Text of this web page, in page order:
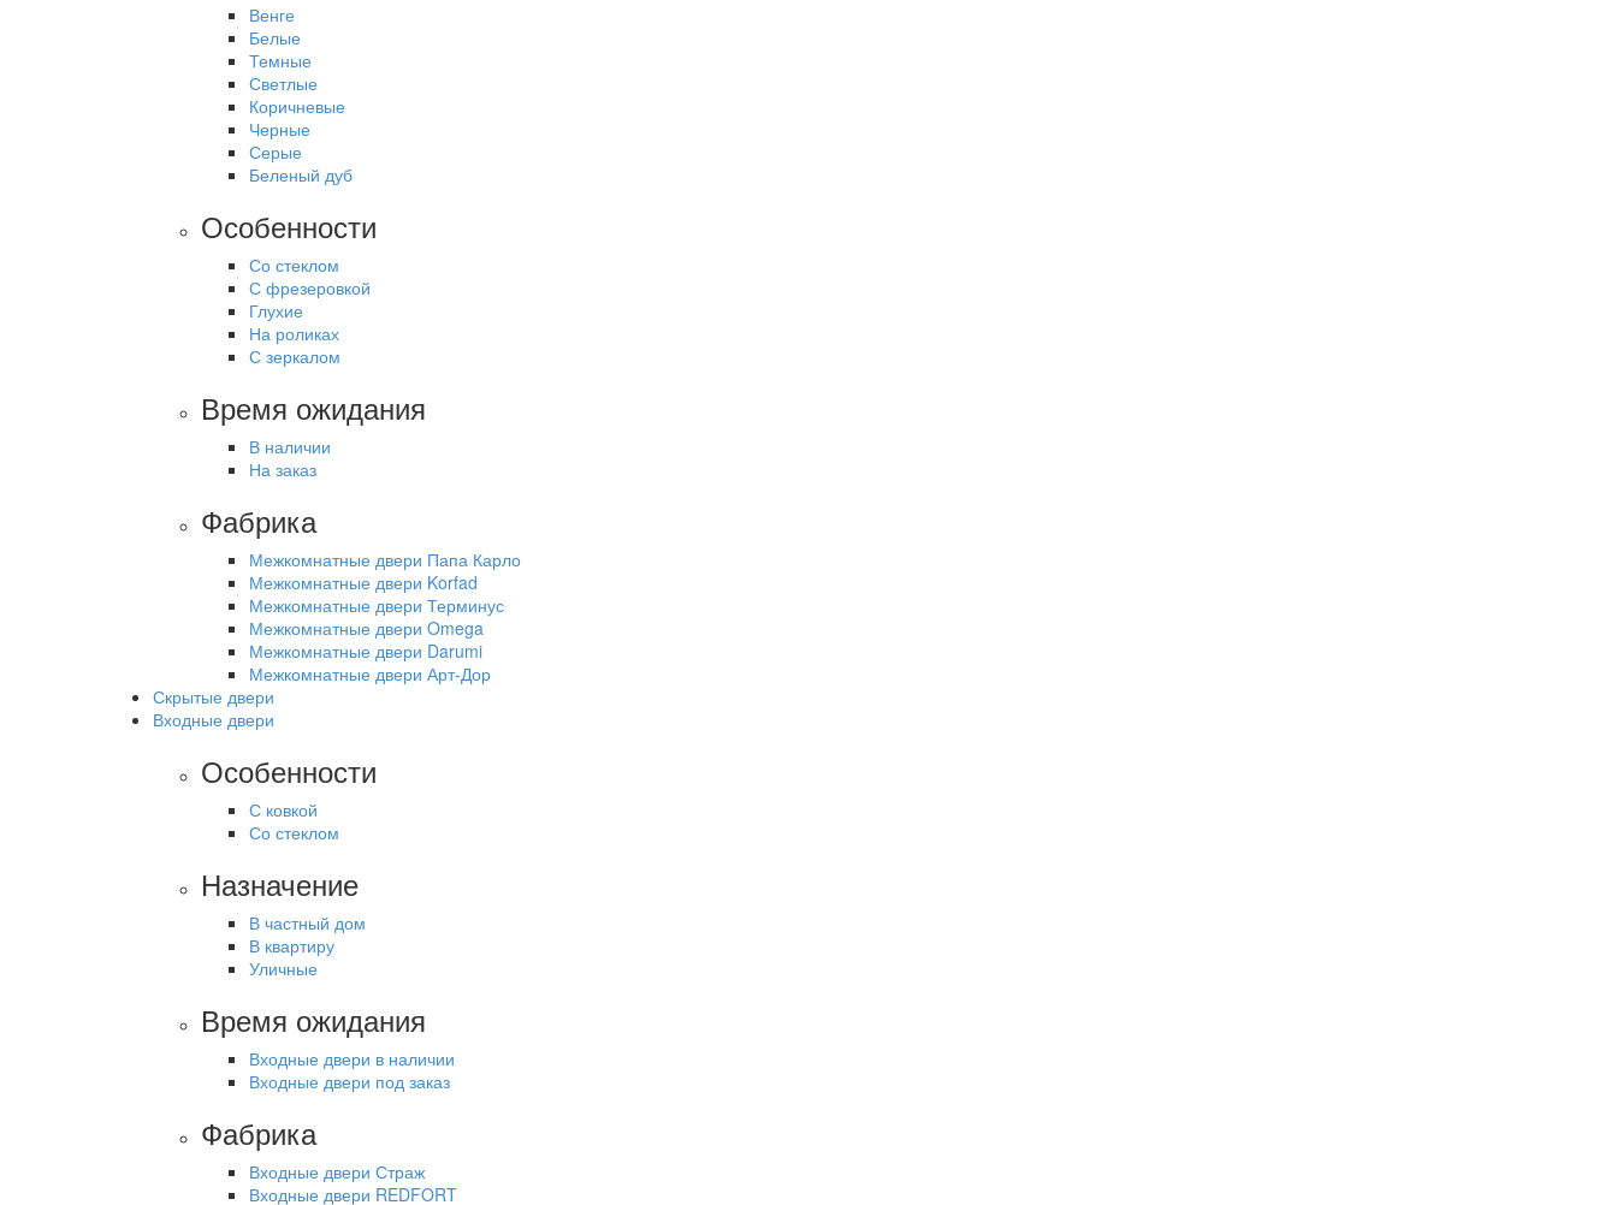
Венге
Белые
Темные
Светлые
Коричневые
Черные
Серые
Беленый дуб
Особенности
Со стеклом
С фрезеровкой
Глухие
На роликах
С зеркалом
Время ожидания
В наличии
На заказ
Фабрика
Межкомнатные двери Папа Карло
Межкомнатные двери Korfad
Межкомнатные двери Терминус
Межкомнатные двери Omega
Межкомнатные двери Darumi
Межкомнатные двери Арт-Дор
Скрытые двери
Входные двери
Особенности
С ковкой
Со стеклом
Назначение
В частный дом
В квартиру
Уличные
Время ожидания
Входные двери в наличии
Входные двери под заказ
Фабрика
Входные двери Страж
Входные двери REDFORT